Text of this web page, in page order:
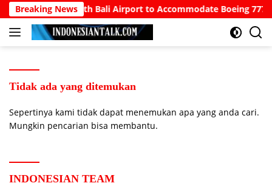
Langsung
ke
konten
Breaking News
Calls for North Bali Airport to Accommodate Boeing 777s
Tidak ada yang ditemukan
Sepertinya kami tidak dapat menemukan apa yang anda cari.
Mungkin pencarian bisa membantu.
INDONESIAN TEAM